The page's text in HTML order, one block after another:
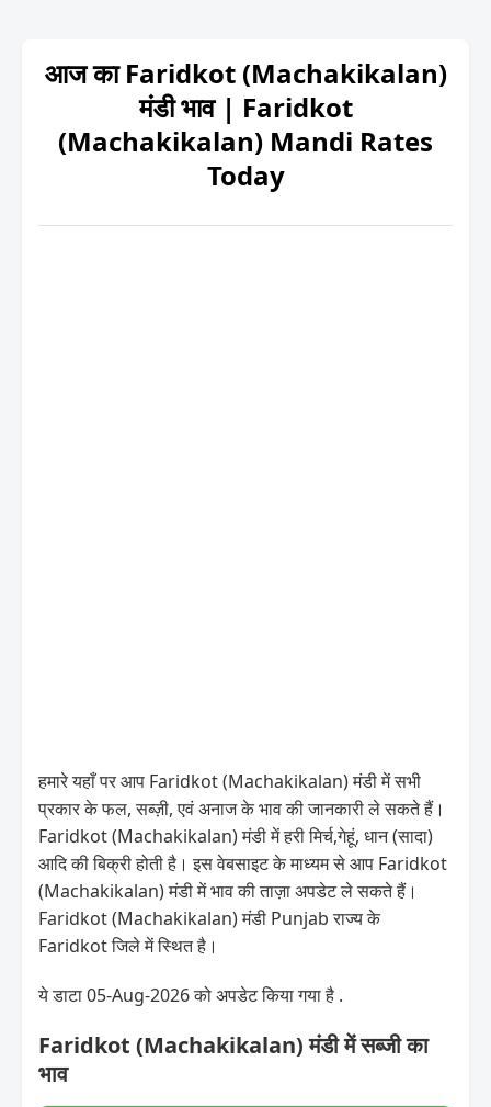
आज का Faridkot (Machakikalan)
मंडी भाव | Faridkot
(Machakikalan) Mandi Rates
Today
हमारे यहाँ पर आप Faridkot (Machakikalan) मंडी में सभी
प्रकार के फल, सब्ज़ी, एवं अनाज के भाव की जानकारी ले सकते हैं।
Faridkot (Machakikalan) मंडी में हरी मिर्च,गेहूं, धान (सादा)
आदि की बिक्री होती है। इस वेबसाइट के माध्यम से आप Faridkot
(Machakikalan) मंडी में भाव की ताज़ा अपडेट ले सकते हैं।
Faridkot (Machakikalan) मंडी Punjab राज्य के
Faridkot जिले में स्थित है।
ये डाटा 05-Aug-2026 को अपडेट किया गया है .
Faridkot (Machakikalan) मंडी में सब्जी का
भाव